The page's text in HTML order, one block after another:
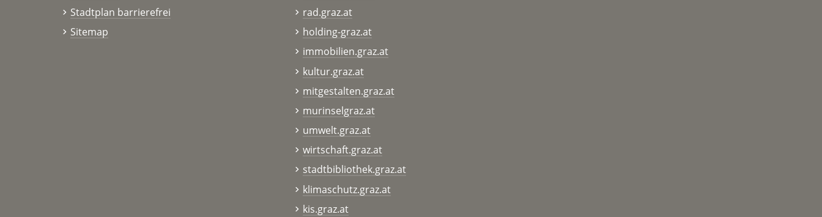
Stadtplan barrierefrei
Sitemap
rad.graz.at
holding-graz.at
immobilien.graz.at
kultur.graz.at
mitgestalten.graz.at
murinselgraz.at
umwelt.graz.at
wirtschaft.graz.at
stadtbibliothek.graz.at
klimaschutz.graz.at
kis.graz.at